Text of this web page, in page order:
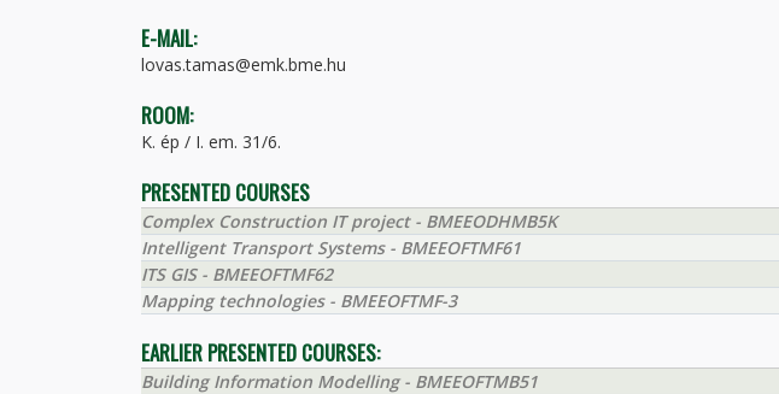
E-MAIL:
lovas.tamas@emk.bme.hu
ROOM:
K. ép / I. em. 31/6.
PRESENTED COURSES
Complex Construction IT project - BMEEODHMB5K
Intelligent Transport Systems - BMEEOFTMF61
ITS GIS - BMEEOFTMF62
Mapping technologies - BMEEOFTMF-3
EARLIER PRESENTED COURSES:
Building Information Modelling - BMEEOFTMB51